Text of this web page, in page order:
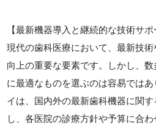
【最新機器導入と継続的な技術サポ
現代の歯科医療において、最新技
向上の重要な要素です。しかし、
に最適なものを選ぶのは容易では
イは、国内外の最新歯科機器に関
し、各医院の診療方針や予算に合